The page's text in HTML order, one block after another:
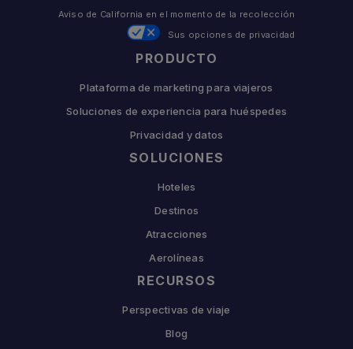
PRODUCTO
Plataforma de marketing para viajeros
Soluciones de experiencia para huéspedes
Privacidad y datos
SOLUCIONES
Hoteles
Destinos
Atracciones
Aerolíneas
RECURSOS
Perspectivas de viaje
Blog
Aviso de California en el momento de la recolección
Sus opciones de privacidad